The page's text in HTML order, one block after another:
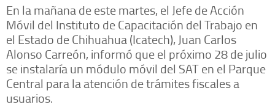
En la mañana de este martes, el Jefe de Acción
Móvil del Instituto de Capacitación del Trabajo en
el Estado de Chihuahua (Icatech), Juan Carlos
Alonso Carreón, informó que el próximo 28 de julio
se instalaría un módulo móvil del SAT en el Parque
Central para la atención de trámites fiscales a
usuarios.